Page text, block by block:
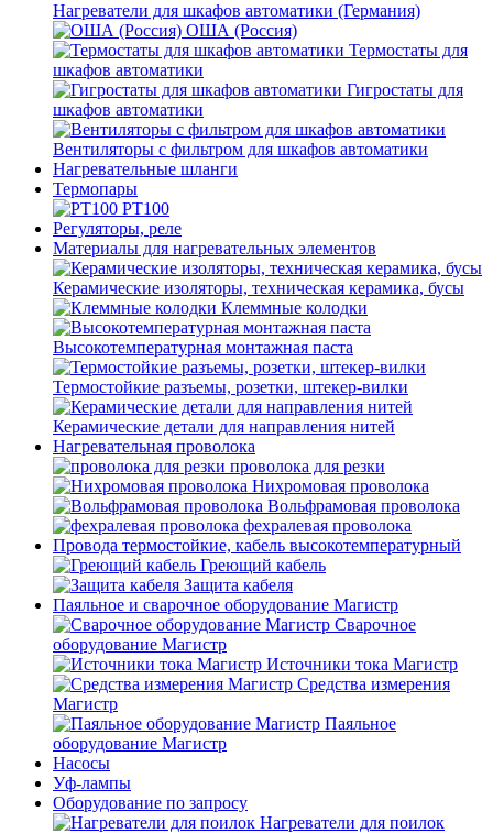
Нагреватели для шкафов автоматики (Германия)
ОША (Россия)
Термостаты для
шкафов автоматики
Гигростаты для
шкафов автоматики
Вентиляторы с фильтром для шкафов автоматики
Нагревательные шланги
Термопары
PT100
Регуляторы, реле
Материалы для нагревательных элементов
Керамические изоляторы, техническая керамика, бусы
Клеммные колодки
Высокотемпературная монтажная паста
Термостойкие разъемы, розетки, штекер-вилки
Керамические детали для направления нитей
Нагревательная проволока
проволока для резки
Нихромовая проволока
Вольфрамовая проволока
фехралевая проволока
Провода термостойкие, кабель высокотемпературный
Греющий кабель
Защита кабеля
Паяльное и сварочное оборудование Магистр
Сварочное
оборудование Магистр
Источники тока Магистр
Средства измерения
Магистр
Паяльное
оборудование Магистр
Насосы
Уф-лампы
Оборудование по запросу
Нагреватели для поилок